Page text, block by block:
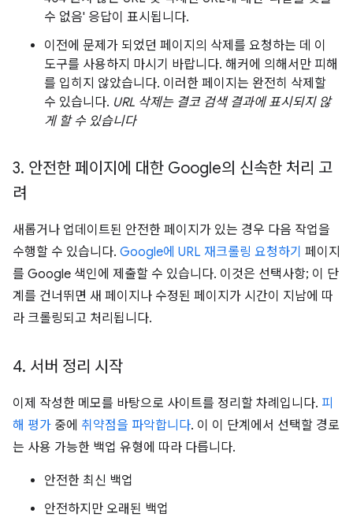
수 없음' 응답이 표시됩니다.
이전에 문제가 되었던 페이지의 삭제를 요청하는 데 이
도구를 사용하지 마시기 바랍니다. 해커에 의해서만 피해
를 입히지 않았습니다. 이러한 페이지는 완전히 삭제할
수 있습니다. URL 삭제는 결코 검색 결과에 표시되지 않
게 할 수 있습니다
3. 안전한 페이지에 대한 Google의 신속한 처리 고
려
새롭거나 업데이트된 안전한 페이지가 있는 경우 다음 작업을
수행할 수 있습니다. Google에 URL 재크롤링 요청하기 페이지
를 Google 색인에 제출할 수 있습니다. 이것은 선택사항; 이 단
계를 건너뛰면 새 페이지나 수정된 페이지가 시간이 지남에 따
라 크롤링되고 처리됩니다.
4. 서버 정리 시작
이제 작성한 메모를 바탕으로 사이트를 정리할 차례입니다. 피
해 평가 중에 취약점을 파악합니다. 이 이 단계에서 선택할 경로
는 사용 가능한 백업 유형에 따라 다릅니다.
안전한 최신 백업
안전하지만 오래된 백업